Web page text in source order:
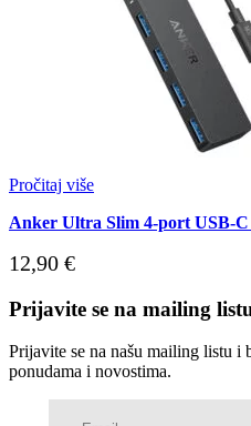
Pročitaj više
Anker Ultra Slim 4-port USB-
12,90 €
Prijavite se na mailing
Prijavite se na našu mailing listu i
ponudama i novostima.